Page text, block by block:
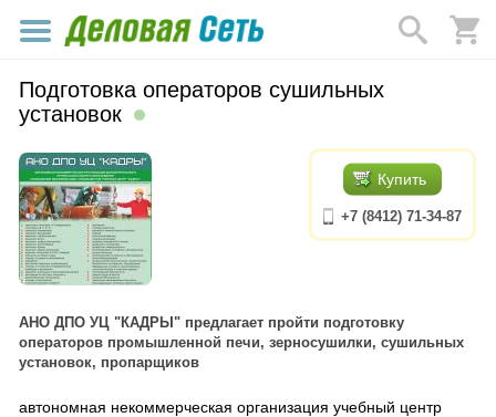
Подготовка операторов сушильных
установок
Купить
+7 (8412) 71-34-87
АНО ДПО УЦ "КАДРЫ" предлагает пройти подготовку
операторов промышленной печи, зерносушилки, сушильных
установок, пропарщиков
автономная некоммерческая организация учебный центр